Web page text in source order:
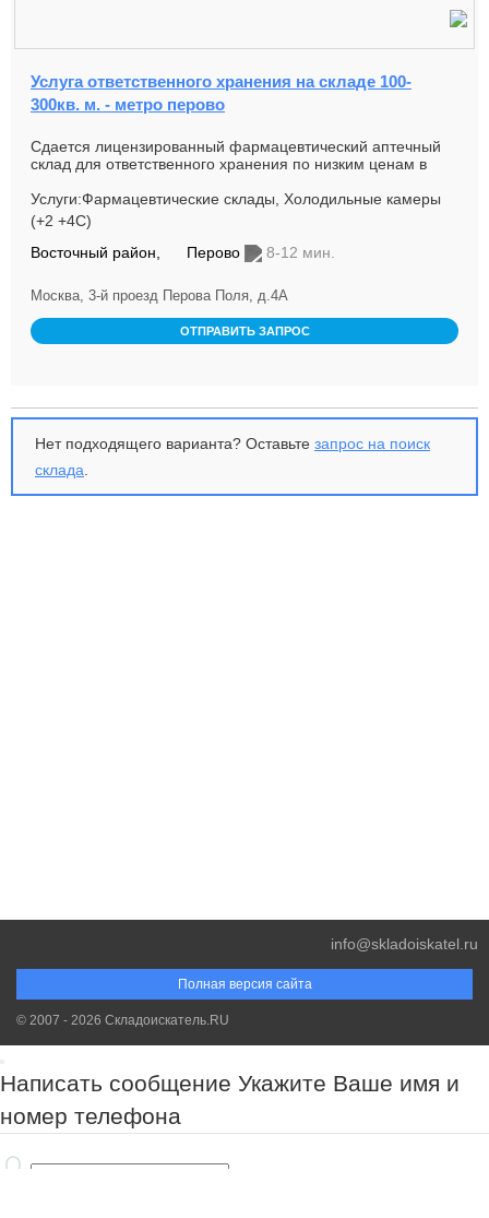
Услуга ответственного хранения на складе 100-
300кв. м. - метро перово
Сдается лицензированный фармацевтический аптечный
склад для ответственного хранения по низким ценам в
Услуги:Фармацевтические склады, Холодильные камеры
(+2 +4С)
Восточный район,
Перово 8-12 мин.
Москва, 3-й проезд Перова Поля, д.4А
ОТПРАВИТЬ ЗАПРОС
Нет подходящего варианта? Оставьте запрос на поиск
склада
Полная версия сайта
info@skladoiskatel.ru
© 2007 - 2026 Складоискатель.RU
Написать сообщение Укажите Ваше имя и
номер телефона